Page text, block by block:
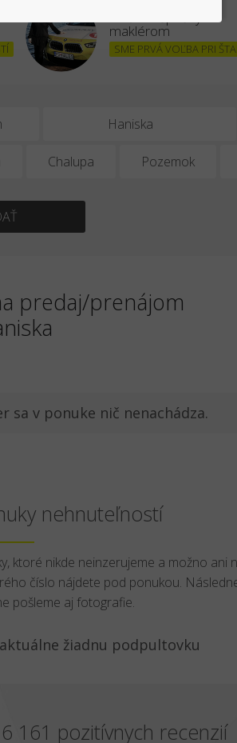
maklérom
SME PRVÁ VOĽBA PRI
Chalupa Pozemok
predaj/prenájom
sa v ponuke nič nenachádza.
nehnuteľností
ktoré nikde neinzerujeme a možno ani
číslo nájdete pod ponukou.
pošleme aj fotografie.
žiadnu podpultovku
161 pozitívnych recenzií